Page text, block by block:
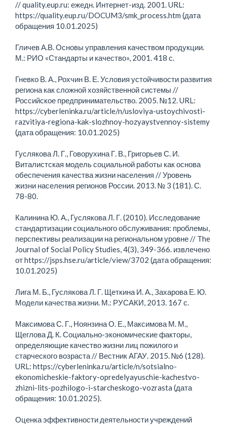
// quality.eup.ru: ежедн. Интернет-изд. 2001. URL:
https://quality.eup.ru/DOCUM3/smk_process.htm (дата
обращения 10.01.2025)
Гличев А.В. Основы управления качеством продукции.
М.: РИО «Стандарты и качество», 2001. 418 с.
Гневко В. А., Рохчин В. Е. Условия устойчивости развития
региона как сложной хозяйственной системы //
Российское предпринимательство. 2005. №12. URL:
https://cyberleninka.ru/article/n/usloviya-ustoychivosti-
razvitiya-regiona-kak-slozhnoy-hozyaystvennoy-sistemy
(дата обращения: 10.01.2025)
Гуслякова Л. Г., Говорухина Г. В., Григорьев С. И.
Виталистская модель социальной работы как основа
обеспечения качества жизни населения // Уровень
жизни населения регионов России. 2013. № 3 (181). С.
78-80.
Калинина Ю. А., Гуслякова Л. Г. (2010). Исследование
стандартизации социального обслуживания: проблемы,
перспективы реализации на региональном уровне // The
Journal of Social Policy Studies, 4(3), 349-366. извлечено
от https://jsps.hse.ru/article/view/3702 (дата обращения:
10.01.2025)
Лига М. Б., Гуслякова Л. Г. Щеткина И. А., Захарова Е. Ю.
Модели качества жизни. М.: РУСАКИ, 2013. 167 с.
Максимова С. Г., Ноянзина О. Е., Максимова М. М.,
Щеглова Д. К. Социально-экономические факторы,
определяющие качество жизни лиц пожилого и
старческого возраста // Вестник АГАУ. 2015. №6 (128).
URL: https://cyberleninka.ru/article/n/sotsialno-
ekonomicheskie-faktory-opredelyayuschie-kachestvo-
zhizni-lits-pozhilogo-i-starcheskogo-vozrasta (дата
обращения: 10.01.2025).
Оценка эффективности деятельности учреждений